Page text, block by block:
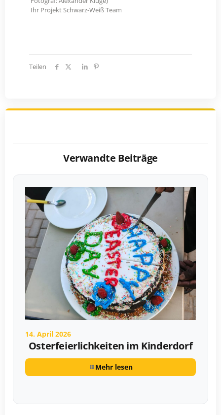
Ihr Projekt Schwarz-Weiß Team
Teilen
Verwandte Beiträge
14. April 2026
Osterfeierlichkeiten im Kinderdorf
Mehr lesen